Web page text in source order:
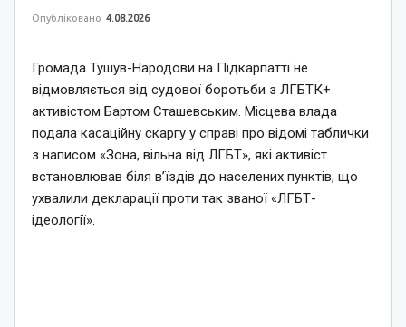
Опубліковано 4.08.2026
Громада Тушув-Народови на Підкарпатті не
відмовляється від судової боротьби з ЛГБТК+
активістом Бартом Сташевським. Місцева влада
подала касаційну скаргу у справі про відомі таблички
з написом «Зона, вільна від ЛГБТ», які активіст
встановлював біля в’їздів до населених пунктів, що
ухвалили декларації проти так званої «ЛГБТ-
ідеології».